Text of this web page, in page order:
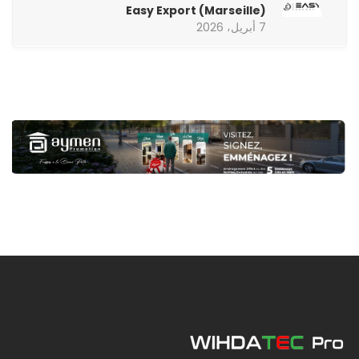
Easy Export (Marseille)
7 أبريل، 2026